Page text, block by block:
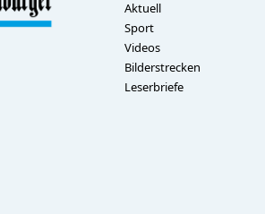
Aktuell
Sport
Videos
Bilderstrecken
Leserbriefe